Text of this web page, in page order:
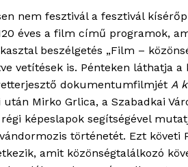
nem fesztivál a fesztivál
éves a film című programok,
beszélgetés „Film –
vetítések is. Pénteken láthatja a
dokumentumfilmjét A
Mirko Grlica, a Szabadkai
képeslapok segítségével
történetét. Ezt követi
amit közönségtalálkozó